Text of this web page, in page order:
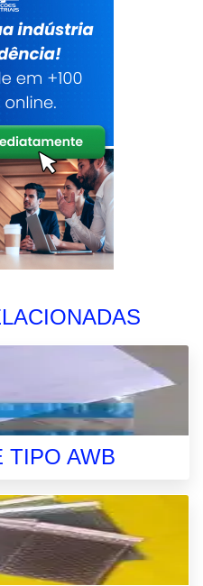
TIPO AWB